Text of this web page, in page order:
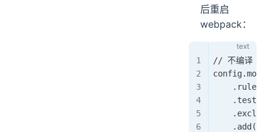
后重启
webpack：
// 不编译
.test(/
    .exclude